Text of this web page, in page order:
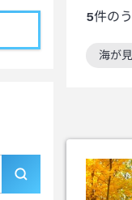
5件のう
海が
この